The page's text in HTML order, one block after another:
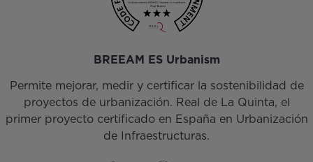
BREEAM ES Urbanism
Permite mejorar, medir y certificar la sostenibilidad de
proyectos de urbanización. Real de La Quinta, el
primer proyecto certificado en España en Urbanización
de Infraestructuras.